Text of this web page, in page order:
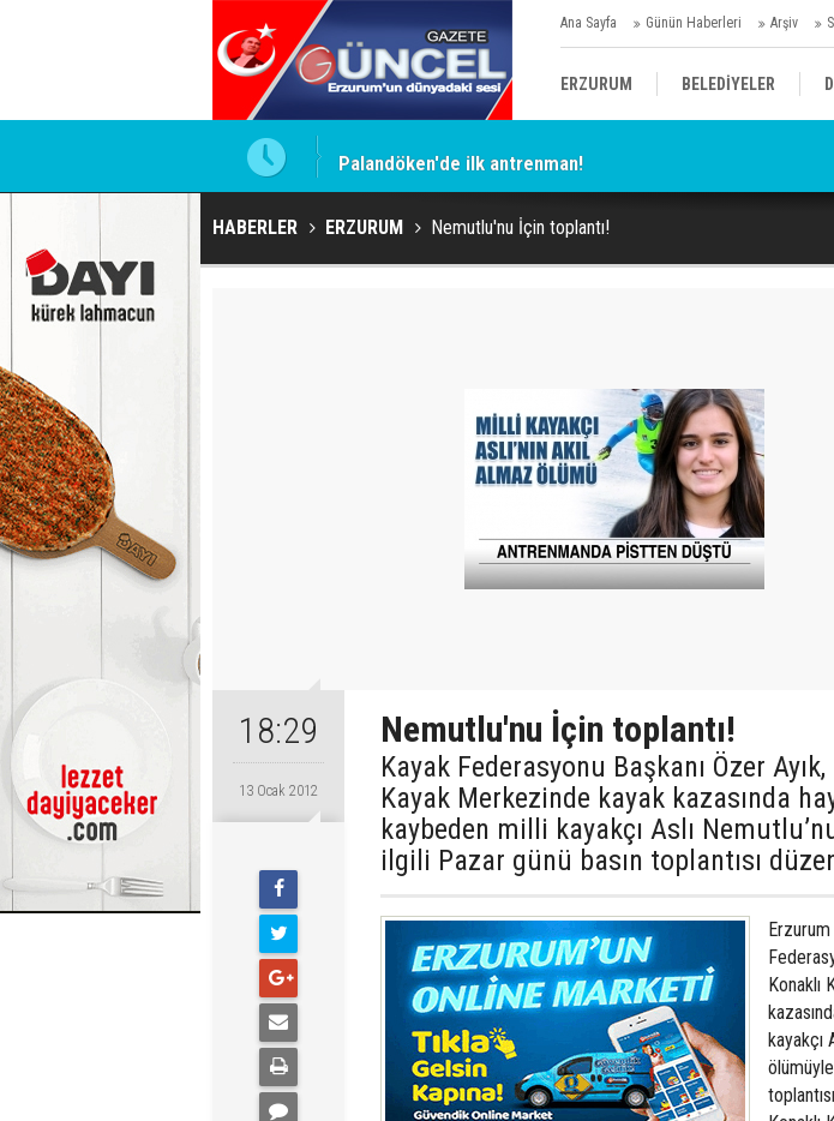
Ana Sayfa Günün Haberleri Arşiv
ERZURUM BELEDİYELER
KÜLTÜR/SANAT//MAĞAZİN
Palandöken'de ilk antrenman!
HABERLER ERZURUM Nemutlu'nu İçin toplantı!
18:29
13 Ocak 2012
Nemutlu'nu İçin toplantı!
Kayak Federasyonu Başkanı Özer Ayık,
Kayak Merkezinde kayak kazasında
kaybeden milli kayakçı Aslı
ilgili Pazar günü basın toplantısı
Konaklı
kayakçı